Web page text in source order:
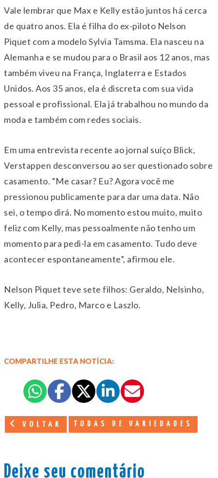
Vale lembrar que Max e Kelly estão juntos há cerca
de quatro anos. Ela é filha do ex-piloto Nelson
Piquet com a modelo Sylvia Tamsma. Ela nasceu na
Alemanha e se mudou para o Brasil aos 12 anos, mas
também viveu na França, Inglaterra e Estados
Unidos. Aos 35 anos, ela é discreta com sua vida
pessoal e profissional. Ela já trabalhou no mundo da
moda e também com redes sociais.
Em uma entrevista recente ao jornal suíço Blick,
Verstappen desconversou ao ser questionado sobre
casamento. “Me casar? Eu? Agora você me
pressionou publicamente para dar uma data. Não
sei, o tempo dirá. No momento estou muito, muito
feliz com Kelly, mas pessoalmente não tenho um
momento para pedi-la em casamento. Tudo deve
acontecer espontaneamente”, afirmou ele.
Nelson Piquet teve sete filhos: Geraldo, Nelsinho,
Kelly, Julia, Pedro, Marco e Laszlo.
COMPARTILHE ESTA NOTÍCIA:
VOLTAR TODAS DE VARIEDADES
Deixe seu comentário